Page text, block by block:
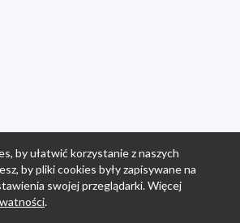
by ułatwić korzystanie z naszych
by pliki cookies były zapisywane na
swojej przeglądarki. Więcej
.